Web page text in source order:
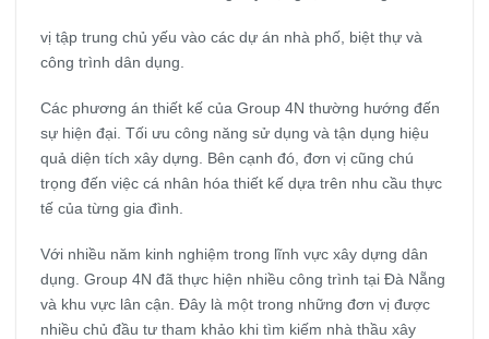
vị tập trung chủ yếu vào các dự án nhà phố, biệt thự và
công trình dân dụng.
Các phương án thiết kế của Group 4N thường hướng đến
sự hiện đại. Tối ưu công năng sử dụng và tận dụng hiệu
quả diện tích xây dựng. Bên cạnh đó, đơn vị cũng chú
trọng đến việc cá nhân hóa thiết kế dựa trên nhu cầu thực
tế của từng gia đình.
Với nhiều năm kinh nghiệm trong lĩnh vực xây dựng dân
dụng. Group 4N đã thực hiện nhiều công trình tại Đà Nẵng
và khu vực lân cận. Đây là một trong những đơn vị được
nhiều chủ đầu tư tham khảo khi tìm kiếm nhà thầu xây